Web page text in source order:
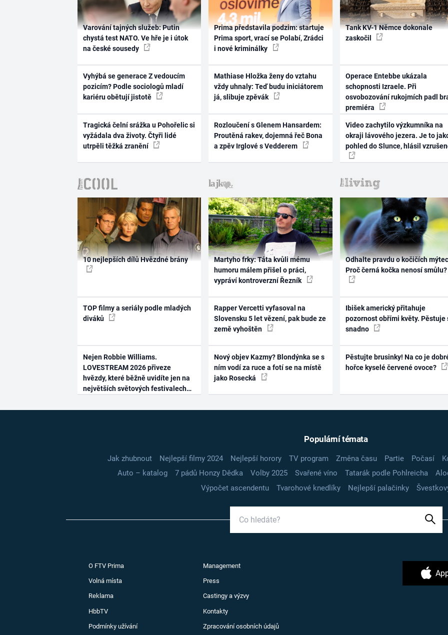
Varování tajných služeb: Putin
chystá test NATO. Ve hře je i útok
na české sousedy
Vyhýbá se generace Z vedoucím
pozicím? Podle sociologů mladí
kariéru obětují jistotě
Tragická čelní srážka u Pohořelic si
vyžádala dva životy. Čtyři lidé
utrpěli těžká zranění
Prima představila podzim: startuje
Prima sport, vrací se Polabí, Zrádci
i nové kriminálky
Mathiase Hložka ženy do vztahu
vždy uhnaly: Teď budu iniciátorem
já, slibuje zpěvák
Rozloučení s Glenem Hansardem:
Proutěná rakev, dojemná řeč Bona
a zpěv Irglové s Vedderem
Tank KV-1 Němce dokonale
zaskočil
Operace Entebbe ukázala
schopnosti Izraele. Při
osvobozování rukojmích padl
premiéra
Video zachytilo výzkumníka na
okraji lávového jezera. Je to
pohled do Slunce, hlásil
10 nejlepších dílů Hvězdné brány
TOP filmy a seriály podle mladých
diváků
Nejen Robbie Williams.
LOVESTREAM 2026 přiveze
hvězdy, které běžně uvidíte jen na
největších světových festivalech
Martyho frky: Táta kvůli mému
humoru málem přišel o práci,
vypráví kontroverzní Řezník
Rapper Vercetti vyfasoval na
Slovensku 5 let vězení, pak bude ze
země vyhoštěn
Nový objev Kazmy? Blondýnka se s
ním vodí za ruce a fotí se na místě
jako Rosecká
Odhalte pravdu o kočičích
Proč černá kočka nenosí smůlu?
Ibišek americký přitahuje
pozornost obřími květy. Pěstuje
snadno
Pěstujte brusinky! Na co je
hořce kyselé červené ovoce?
Populární témata
Jak zhubnout Nejlepší filmy 2024 Nejlepší horory TV program Změna času Partie Počasí
Auto – katalog
7 pádů Honzy Dědka Volby 2025 Svařené víno Tatarák podle Pohlreicha
Výpočet ascendentu
Tvarohové knedlíky Nejlepší palačinky
O FTV Prima Management
Volná místa Press
Reklama Castingy a výzvy
HbbTV Kontakty
Podmínky užívání Zpracování osobních údajů